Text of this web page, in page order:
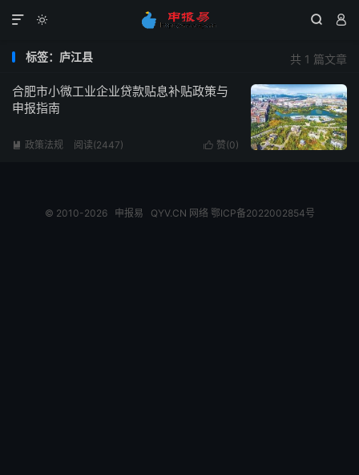
  

共 1 篇文章
标签：庐江县
合肥市小微工业企业贷款贴息补贴政策与
申报指南
 赞(0)
 政策法规 阅读(2447)
© 2010-2026 申报易 QYV.CN 网络 鄂ICP备2022002854号